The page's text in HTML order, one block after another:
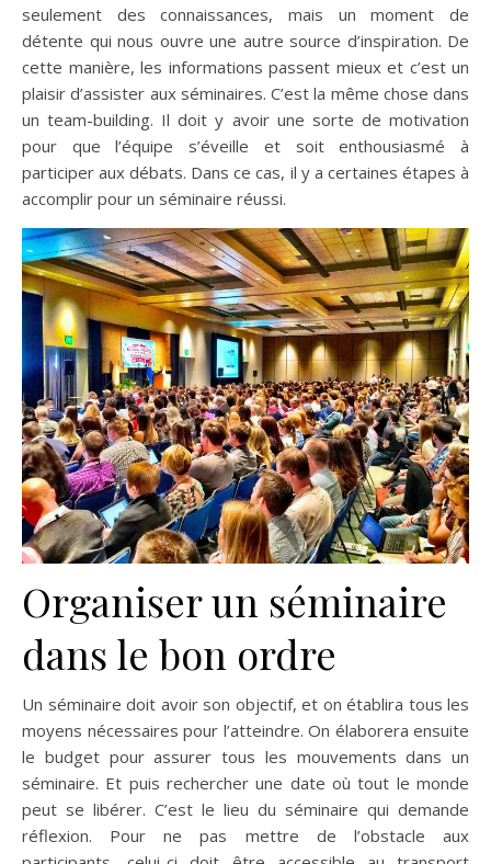
seulement des connaissances, mais un moment de
détente qui nous ouvre une autre source d’inspiration. De
cette manière, les informations passent mieux et c’est un
plaisir d’assister aux séminaires. C’est la même chose dans
un team-building. Il doit y avoir une sorte de motivation
pour que l’équipe s’éveille et soit enthousiasmé à
participer aux débats. Dans ce cas, il y a certaines étapes à
accomplir pour un séminaire réussi.
Organiser un séminaire
dans le bon ordre
Un séminaire doit avoir son objectif, et on établira tous les
moyens nécessaires pour l’atteindre. On élaborera ensuite
le budget pour assurer tous les mouvements dans un
séminaire. Et puis rechercher une date où tout le monde
peut se libérer. C’est le lieu du séminaire qui demande
réflexion. Pour ne pas mettre de l’obstacle aux